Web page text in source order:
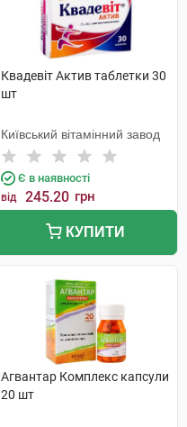
Квадевіт Актив таблетки 30
шт
Київський вітамінний завод
Є в наявності
від 245.20 грн
КУПИТИ
Агвантар Комплекс капсули
20 шт